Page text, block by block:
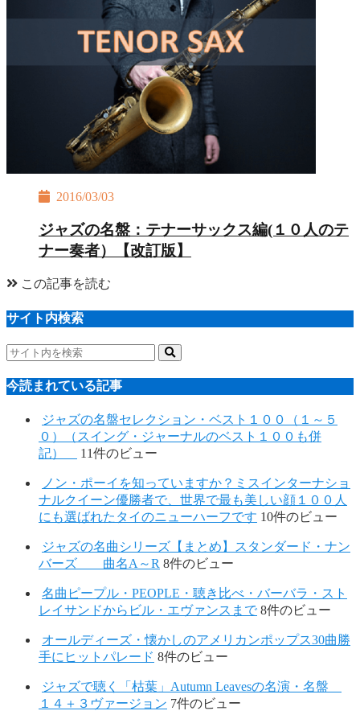
2016/03/03
ジャズの名盤：テナーサックス編(１０人のテ
ナー奏者）【改訂版】
この記事を読む
サイト内検索
今読まれている記事
ジャズの名盤セレクション・ベスト１００（１～５
０）（スイング・ジャーナルのベスト１００も併
記）
11件のビュー
ノン・ポーイを知っていますか？ミスインターナショ
ナルクイーン優勝者で、世界で最も美しい顔１００人
にも選ばれたタイのニューハーフです 10件のビュー
ジャズの名曲シリーズ【まとめ】スタンダード・ナン
バーズ 曲名A～R 8件のビュー
名曲ピープル・PEOPLE・聴き比べ・バーバラ・スト
レイサンドからビル・エヴァンスまで 8件のビュー
オールディーズ・懐かしのアメリカンポップス30曲勝
手にヒットパレード 8件のビュー
ジャズで聴く「枯葉」Autumn Leavesの名演・名盤
１４＋３ヴァージョン 7件のビュー